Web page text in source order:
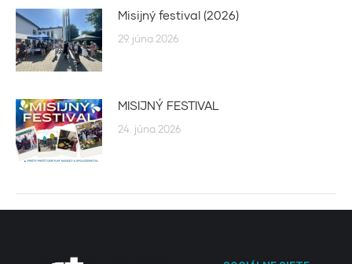
Misijný festival (2026)
29. júna 2026
MISIJNÝ FESTIVAL
24. júna 2026